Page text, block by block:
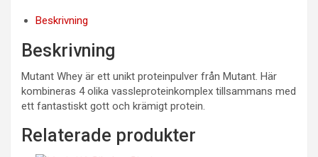
Beskrivning
Beskrivning
Mutant Whey är ett unikt proteinpulver från Mutant. Här
kombineras 4 olika vassleproteinkomplex tillsammans med
ett fantastiskt gott och krämigt protein.
Relaterade produkter